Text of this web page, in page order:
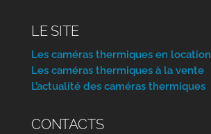
LE SITE
Les caméras thermiques en location
Les caméras thermiques à la vente
L’actualité des caméras thermiques
CONTACTS